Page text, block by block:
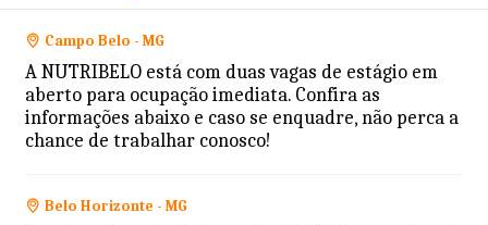
Campo Belo - MG
A NUTRIBELO está com duas vagas de estágio em
aberto para ocupação imediata. Confira as
informações abaixo e caso se enquadre, não perca a
chance de trabalhar conosco!
Belo Horizonte - MG